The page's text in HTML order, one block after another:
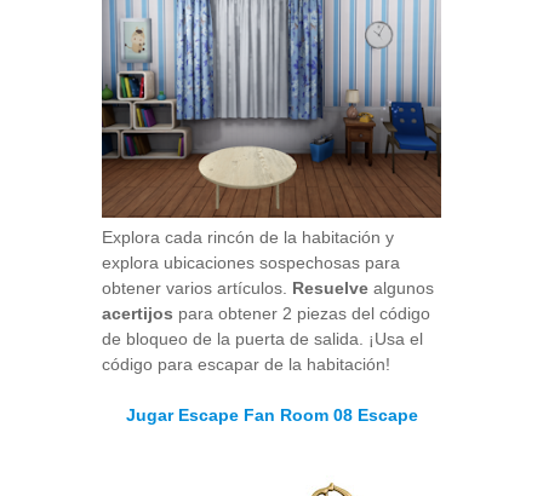
Explora cada rincón de la habitación y
explora ubicaciones sospechosas para
obtener varios artículos. Resuelve algunos
acertijos para obtener 2 piezas del código
de bloqueo de la puerta de salida. ¡Usa el
código para escapar de la habitación!
Jugar Escape Fan Room 08 Escape